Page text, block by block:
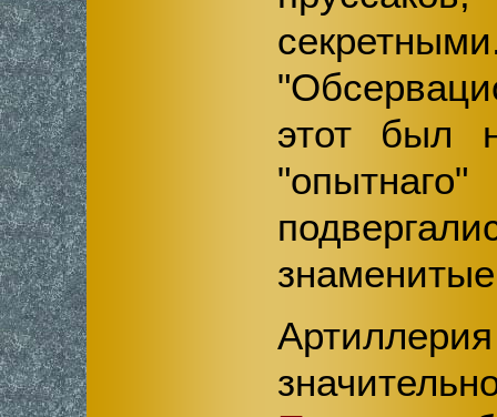
этот был